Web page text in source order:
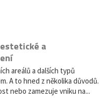
a
areálů a dalších typů
A to hned z několika důvodů.
nebo zamezuje vniku na...